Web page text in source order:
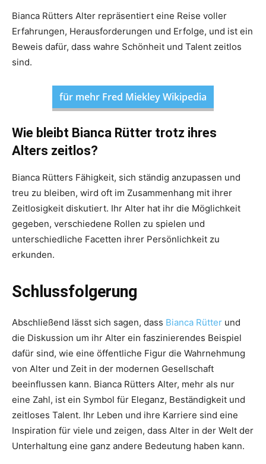
Bianca Rütters Alter repräsentiert eine Reise voller
Erfahrungen, Herausforderungen und Erfolge, und ist ein
Beweis dafür, dass wahre Schönheit und Talent zeitlos
sind.
für mehr Fred Miekley Wikipedia
Wie bleibt Bianca Rütter trotz ihres
Alters zeitlos?
Bianca Rütters Fähigkeit, sich ständig anzupassen und
treu zu bleiben, wird oft im Zusammenhang mit ihrer
Zeitlosigkeit diskutiert. Ihr Alter hat ihr die Möglichkeit
gegeben, verschiedene Rollen zu spielen und
unterschiedliche Facetten ihrer Persönlichkeit zu
erkunden.
Schlussfolgerung
Abschließend lässt sich sagen, dass Bianca Rütter und
die Diskussion um ihr Alter ein faszinierendes Beispiel
dafür sind, wie eine öffentliche Figur die Wahrnehmung
von Alter und Zeit in der modernen Gesellschaft
beeinflussen kann. Bianca Rütters Alter, mehr als nur
eine Zahl, ist ein Symbol für Eleganz, Beständigkeit und
zeitloses Talent. Ihr Leben und ihre Karriere sind eine
Inspiration für viele und zeigen, dass Alter in der Welt der
Unterhaltung eine ganz andere Bedeutung haben kann.